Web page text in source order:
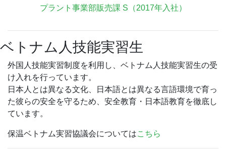
プラント事業部販売課 S（2017年入社）
ベトナム人技能実習生
外国人技能実習制度を利用し、ベトナム人技能実習生の受
け入れを行っています。
日本人とは異なる文化、日本語とは異なる言語環境で育っ
た彼らの安全を守るため、安全教育・日本語教育を徹底し
ています。
保温ベトナム実習協議会についてはこちら